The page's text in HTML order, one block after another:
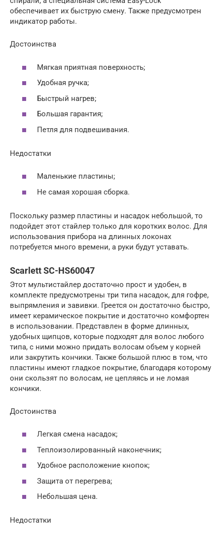
обеспечивает их быструю смену. Также предусмотрен
индикатор работы.
Достоинства
Мягкая приятная поверхность;
Удобная ручка;
Быстрый нагрев;
Большая гарантия;
Петля для подвешивания.
Недостатки
Маленькие пластины;
Не самая хорошая сборка.
Поскольку размер пластины и насадок небольшой, то
подойдет этот стайлер только для коротких волос. Для
использования прибора на длинных локонах
потребуется много времени, а руки будут уставать.
Scarlett SC-HS60047
Этот мультистайлер достаточно прост и удобен, в
комплекте предусмотрены три типа насадок, для гофре,
выпрямления и завивки. Греется он достаточно быстро,
имеет керамическое покрытие и достаточно комфортен
в использовании. Представлен в форме длинных,
удобных щипцов, которые подходят для волос любого
типа, с ними можно придать волосам объем у корней
или закрутить кончики. Также большой плюс в том, что
пластины имеют гладкое покрытие, благодаря которому
они скользят по волосам, не цепляясь и не ломая
кончики.
Достоинства
Легкая смена насадок;
Теплоизолированный наконечник;
Удобное расположение кнопок;
Защита от перегрева;
Небольшая цена.
Недостатки